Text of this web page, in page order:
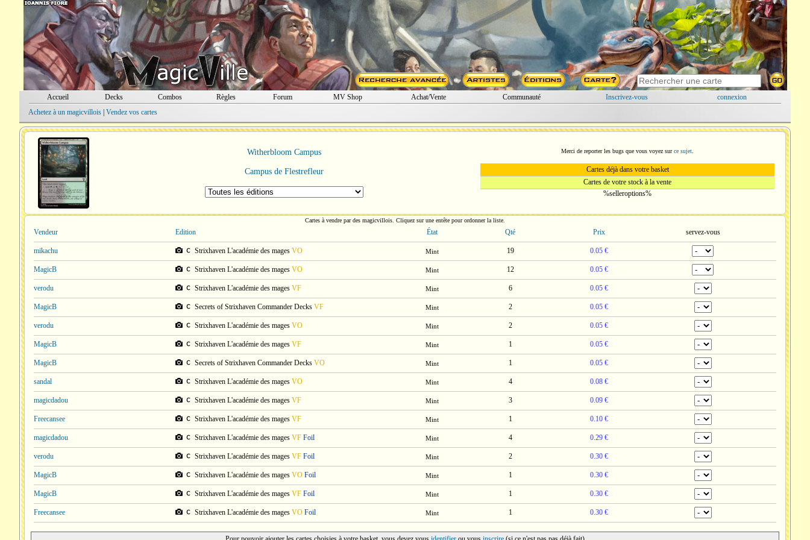
Accueil Decks Combos Règles Forum MV Shop Achat/Vente Communauté Inscrivez-vous
connexion
Achetez à un magicvillois| Vendez vos cartes
Witherbloom Campus
Campus de Flestrefleur
Merci de reporter les bugs que vous voyez surce sujet
Cartes déjà dans votre basket
Cartes de votre stock à la vente
%selleroptions%
Cartes à vendre par des magicvillois. Cliquez sur une entête pour ordonner la liste.
Vendeur Edition État Qté Prix servez-vous
mikachu Strixhaven L'académie des mages VO Mint 19 0.05 €
MagicB Strixhaven L'académie des mages VO Mint 12 0.05 €
verodu Strixhaven L'académie des mages VF Mint 6 0.05 €
MagicB Secrets of Strixhaven Commander Decks VF Mint 2 0.05 €
verodu Strixhaven L'académie des mages VO Mint 2 0.05 €
MagicB Strixhaven L'académie des mages VF Mint 1 0.05 €
MagicB Secrets of Strixhaven Commander Decks VO Mint 1 0.05 €
sandal Strixhaven L'académie des mages VO Mint 4 0.08 €
magicdadou Strixhaven L'académie des mages VF Mint 3 0.09 €
Freecansee Strixhaven L'académie des mages VF Mint 1 0.10 €
magicdadou Strixhaven L'académie des mages VF Foil Mint 4 0.29 €
verodu Strixhaven L'académie des mages VF Foil Mint 2 0.30 €
MagicB Strixhaven L'académie des mages VO Foil Mint 1 0.30 €
MagicB Strixhaven L'académie des mages VF Foil Mint 1 0.30 €
Freecansee Strixhaven L'académie des mages VO Foil Mint 1 0.30 €